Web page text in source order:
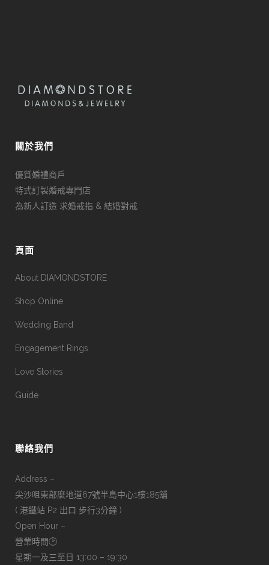
關於我們
優質婚禮商戶
特式訂製婚戒專門店
為新人訂造 求婚戒指 & 結婚對戒
頁面
About DIAMONDSTORE
Shop Online
Wedding Band
Engagement Rings
Love Stories
Guide
聯絡我們
Address –
尖沙咀東部麼地道67號半島中心1樓185舖
( 港鐵站 P2 出口 步行3分鐘 )
Open Hour –
營業時間🕑
星期一及三至日 13:00 – 19:30